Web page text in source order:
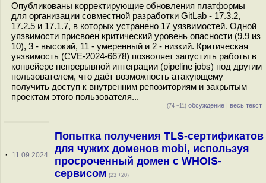
Опубликованы корректирующие обновления платформы
для организации совместной разработки GitLab - 17.3.2,
17.2.5 и 17.1.7, в которых устранено 17 уязвимостей. Одной
уязвимости присвоен критический уровень опасности (9.9 из
10), 3 - высокий, 11 - умеренный и 2 - низкий. Критическая
уязвимость (CVE-2024-6678) позволяет запустить работы в
конвейере непрерывной интеграции (pipeline jobs) под другим
пользователем, что даёт возможность атакующему
получить доступ к внутренним репозиториям и закрытым
проектам этого пользователя...
(74 +11) обсуждение | весь текст
· 11.09.2024
Попытка получения TLS-сертификатов
для чужих доменов mobi, используя
просроченный домен с WHOIS-
сервисом (23 +20)